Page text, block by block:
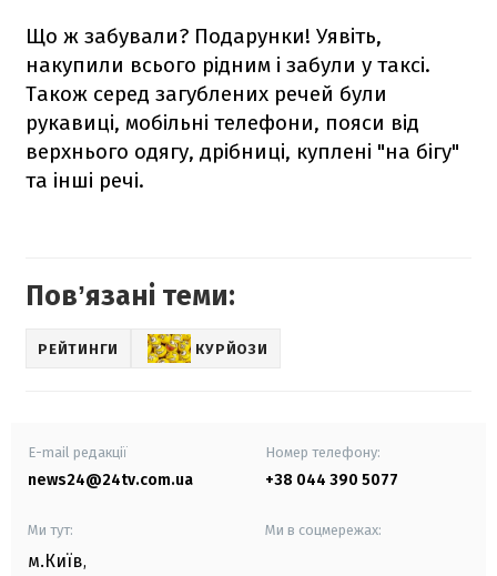
Що ж забували? Подарунки! Уявіть,
накупили всього рідним і забули у таксі.
Також серед загублених речей були
рукавиці, мобільні телефони, пояси від
верхнього одягу, дрібниці, куплені "на бігу"
та інші речі.
Повʼязані теми:
РЕЙТИНГИ КУРЙОЗИ
E-mail редакції
news24@24tv.com.ua
Номер телефону:
+38 044 390 5077
Ми тут:
м.Київ,
Ми в соцмережах: